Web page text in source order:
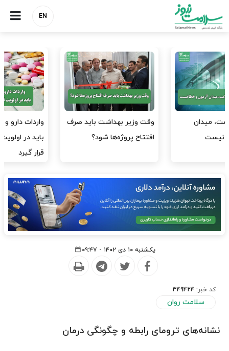
EN
وقت وزیر بهداشت باید صرف
افتتاح پروژه‌ها شود؟
واردات دارو و کالاهای اساسی
باید در اولویت تخصیص ارز
یکشنبه ۱۰ دی ۱۴۰۲ - ۰۹:۴۷
کد خبر: 349424
سلامت روان
نشانه‌های ترومای رابطه و چگونگی درمان